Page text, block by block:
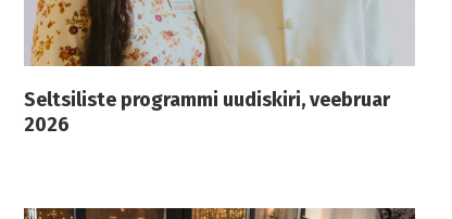
Seltsiliste programmi uudiskiri, veebruar
2026